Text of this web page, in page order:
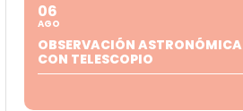
06
AGO
OBSERVACIÓN ASTRONÓMICA
CON TELESCOPIO